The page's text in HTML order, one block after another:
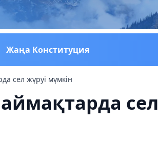
Жаңа Конституция
сел жүруі мүмкін
сел